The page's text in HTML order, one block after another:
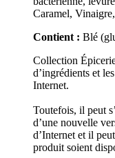
Caramel,
Contient : Blé
Collection
d’ingrédients et
Internet.
Toutefois, il peut
d’une nouvelle
d’Internet et il
produit soient